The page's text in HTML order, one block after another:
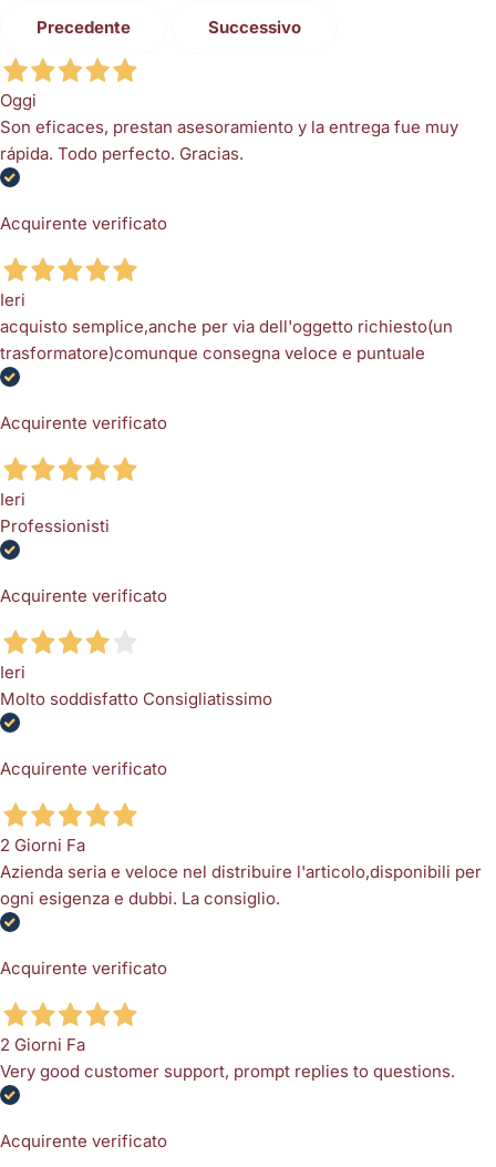
Precedente
Successivo
Oggi
Son eficaces, prestan asesoramiento y la entrega fue muy
rápida. Todo perfecto. Gracias.
Acquirente verificato
Ieri
acquisto semplice,anche per via dell'oggetto richiesto(un
trasformatore)comunque consegna veloce e puntuale
Acquirente verificato
Ieri
Professionisti
Acquirente verificato
Ieri
Molto soddisfatto Consigliatissimo
Acquirente verificato
2 Giorni Fa
Azienda seria e veloce nel distribuire l'articolo,disponibili per
ogni esigenza e dubbi. La consiglio.
Acquirente verificato
2 Giorni Fa
Very good customer support, prompt replies to questions.
Acquirente verificato